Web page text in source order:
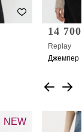
14
Replay
Джемпер
NEW